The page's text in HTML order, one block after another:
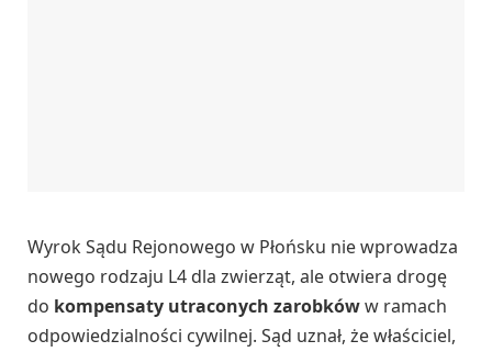
Wyrok Sądu Rejonowego w Płońsku nie wprowadza
nowego rodzaju L4 dla zwierząt, ale otwiera drogę
do kompensaty utraconych zarobkóww ramach
odpowiedzialności cywilnej. Sąd uznał, że właściciel,